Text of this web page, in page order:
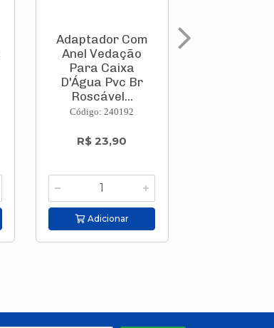
Adaptador Com
Anel Vedação
Para Caixa
D'Água Pvc Br
Roscável...
Código: 240192
R$ 23,90
Adicionar